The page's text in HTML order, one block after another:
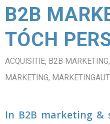
B2B
TÓCH
ACQUISITIE, B2B MARKETING,
MARKETING,
In B2B marketing &